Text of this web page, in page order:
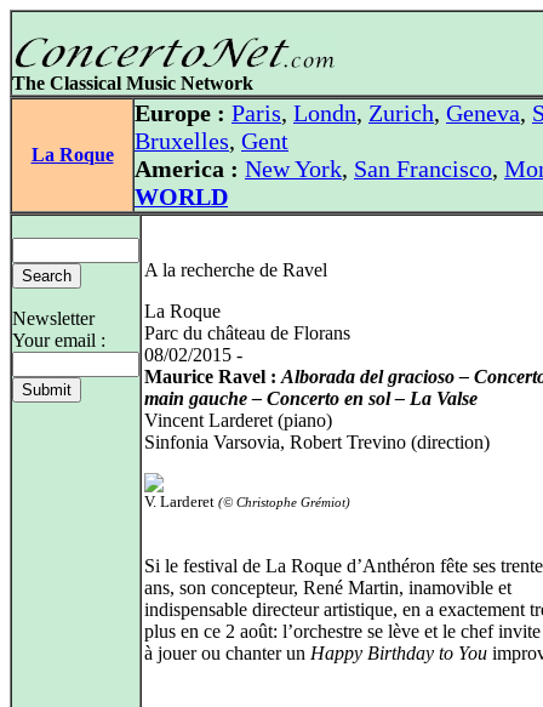
The Classical Music Network
La Roque
Europe : Paris, Londn, Zurich, Geneva,
Bruxelles, Gent
America : New York, San Francisco,
WORLD
Newsletter
Your email :
A la recherche de Ravel
La Roque
Parc du château de Florans
08/02/2015 -
Maurice Ravel : Alborada del gracioso –
main gauche – Concerto en sol – La Valse
Vincent Larderet (piano)
Sinfonia Varsovia, Robert Trevino (direction)
V. Larderet (© Christophe Grémiot)
Si le festival de La Roque d’Anthéron fête ses
ans, son concepteur, René Martin, inamovible et
indispensable directeur artistique, en a exactement
plus en ce 2 août: l’orchestre se lève et le chef
à jouer ou chanter un Happy Birthday to You